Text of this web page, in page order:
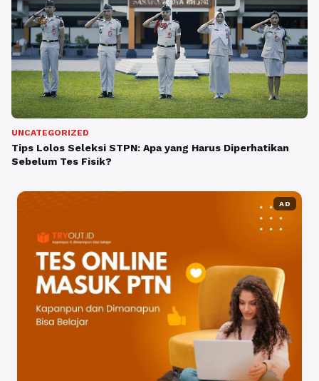
UNCATEGORIZED
Tips Lolos Seleksi STPN: Apa yang Harus Diperhatikan
Sebelum Tes Fisik?
AD